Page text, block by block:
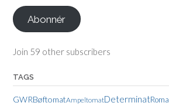
adresse
Abonnér
Join 59 other subscribers
TAGS
GWRBøftomatAmpeltomatDeterminatRoma